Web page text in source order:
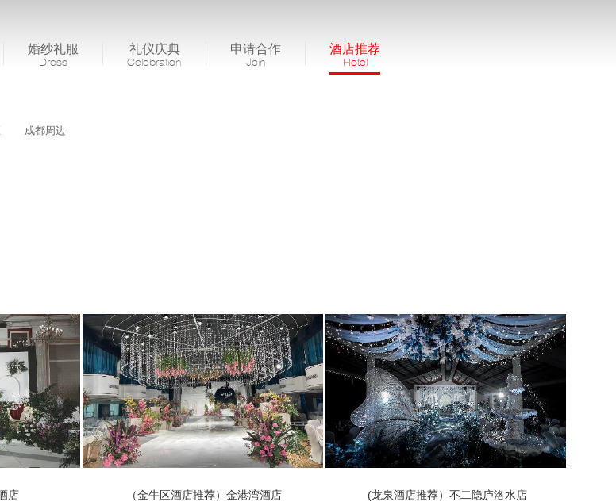
婚纱礼服
Dress
礼仪庆典
Celebration
申请合作
Join
酒店推荐
Hotel
成都周边
店 （金牛区酒店推荐）金港湾酒店 (龙泉酒店推荐）不二隐庐洛水店